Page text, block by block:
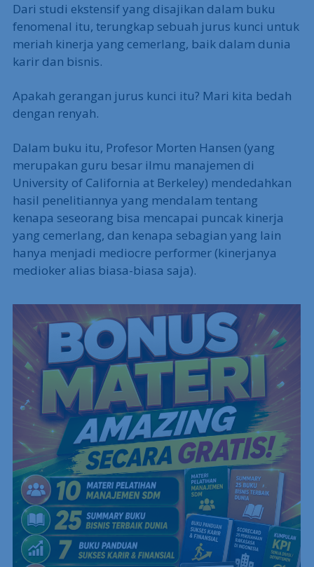
Dari studi ekstensif yang disajikan dalam buku
fenomenal itu, terungkap sebuah jurus kunci untuk
meriah kinerja yang cemerlang, baik dalam dunia
karir dan bisnis.
Apakah gerangan jurus kunci itu? Mari kita bedah
dengan renyah.
Dalam buku itu, Profesor Morten Hansen (yang
merupakan guru besar ilmu manajemen di
University of California at Berkeley) mendedahkan
hasil penelitiannya yang mendalam tentang
kenapa seseorang bisa mencapai puncak kinerja
yang cemerlang, dan kenapa sebagian yang lain
hanya menjadi mediocre performer (kinerjanya
medioker alias biasa-biasa saja).